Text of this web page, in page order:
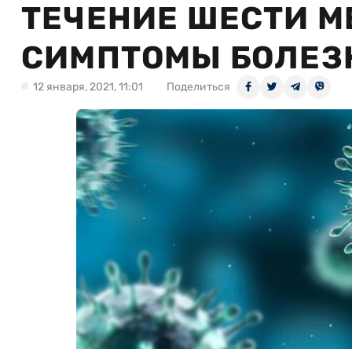
ТЕЧЕНИЕ ШЕСТИ
СИМПТОМЫ
12 января, 2021, 11:01 Поделиться